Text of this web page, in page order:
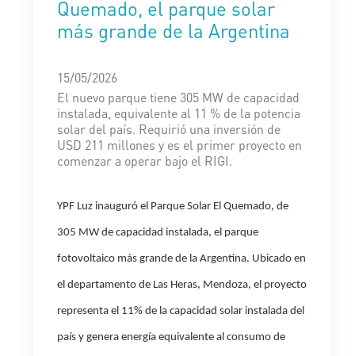
Quemado, el parque solar
más grande de la Argentina
15/05/2026
El nuevo parque tiene 305 MW de capacidad
instalada, equivalente al 11 % de la potencia
solar del país. Requirió una inversión de
USD 211 millones y es el primer proyecto en
comenzar a operar bajo el RIGI.
YPF Luz inauguró el Parque Solar El Quemado, de
305 MW de capacidad instalada, el parque
fotovoltaico más grande de la Argentina. Ubicado en
el departamento de Las Heras, Mendoza, el proyecto
representa el 11% de la capacidad solar instalada del
país y genera energía equivalente al consumo de